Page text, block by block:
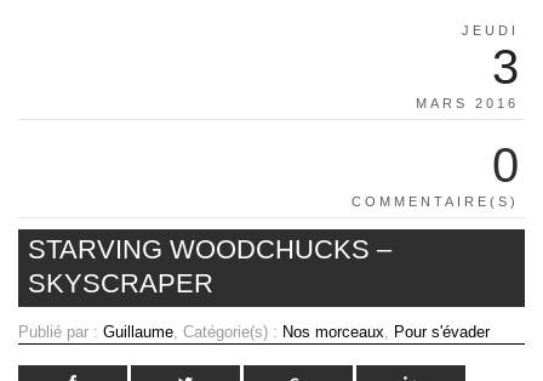
JEUDI
3
MARS 2016
0
COMMENTAIRE(S)
STARVING WOODCHUCKS –
SKYSCRAPER
Publié par : Guillaume , Catégorie(s) : Nos morceaux Pour s'évader